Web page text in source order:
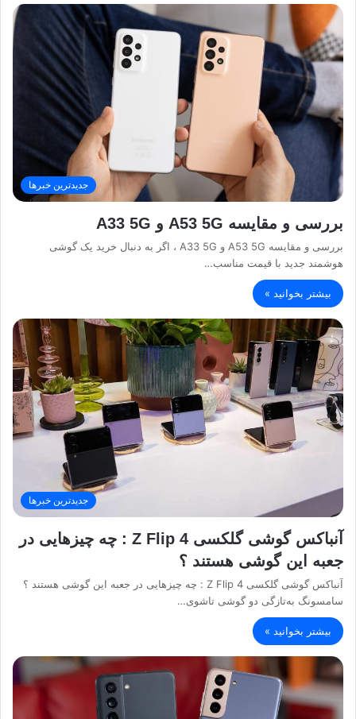
جدیدترین خبرها
بررسی و مقایسه A53 5G و A33 5G
بررسی و مقایسه A53 5G و A33 5G ، اگر به دنبال خرید یک گوشی
هوشمند جدید با قیمت مناسب…
بیشتر بخوانید »
جدیدترین خبرها
آنباکس گوشی گلکسی Z Flip 4 : چه چیزهایی در
جعبه این گوشی هستند ؟
آنباکس گوشی گلکسی Z Flip 4 : چه چیزهایی در جعبه این گوشی هستند ؟
سامسونگ به‌تازگی دو گوشی تاشوی…
بیشتر بخوانید »